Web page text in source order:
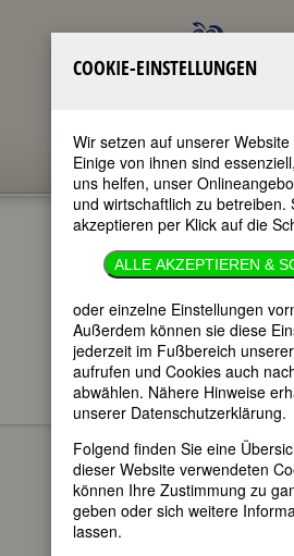
im
nur
Biographien sortiert nach
A• B• C• D• E• F• G•
K• L• M• N• O• P• Q
T•
COOKIE-EINSTELLUNGEN
Wir setzen auf unserer
Einige von ihnen sind
uns helfen, unser
und wirtschaftlich zu betreiben.
akzeptieren per Klick auf die
ALLE AKZEPTIEREN &
oder einzelne Einstellungen
Außerdem können sie diese
jederzeit im Fußbereich
aufrufen und Cookies auch
abwählen. Nähere Hinweise
unserer Datenschutzerklärung.
Folgend finden Sie eine
dieser Website verwendeten
können Ihre Zustimmung zu
geben oder sich weitere
lassen.